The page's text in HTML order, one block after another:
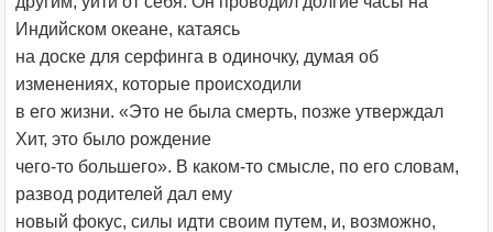
Индийском океане, катаясь
на доске для серфинга в одиночку, думая об
изменениях, которые происходили
в его жизни. «Это не была смерть, позже утверждал
Хит, это было рождение
чего-то большего». В каком-то смысле, по его словам,
развод родителей дал ему
новый фокус, силы идти своим путем, и, возможно,